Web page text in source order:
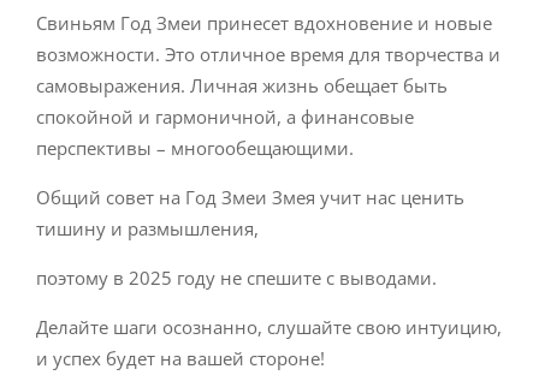
Свиньям Год Змеи принесет вдохновение и новые
возможности. Это отличное время для творчества и
самовыражения. Личная жизнь обещает быть
спокойной и гармоничной, а финансовые
перспективы – многообещающими.
Общий совет на Год Змеи Змея учит нас ценить
тишину и размышления,
поэтому в 2025 году не спешите с выводами.
Делайте шаги осознанно, слушайте свою интуицию,
и успех будет на вашей стороне!